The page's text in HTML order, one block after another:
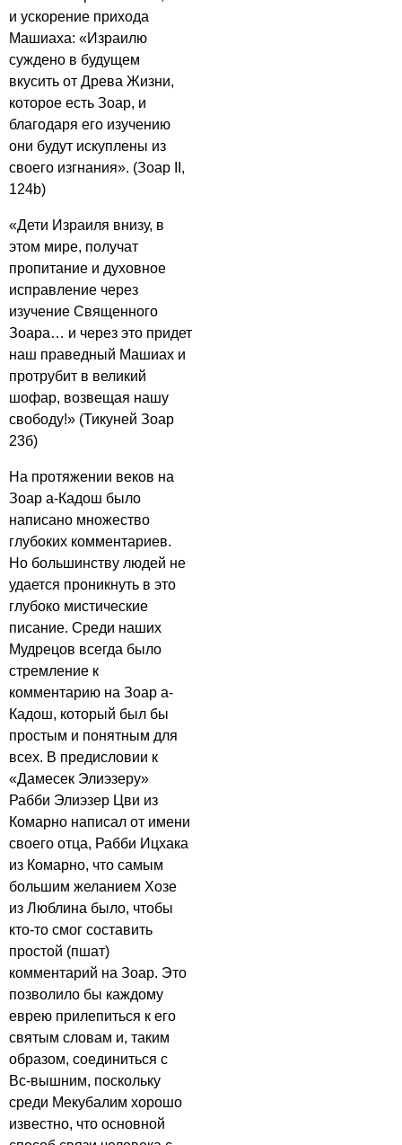
и ускорение прихода
Машиаха: «Израилю
суждено в будущем
вкусить от Древа Жизни,
которое есть Зоар, и
благодаря его изучению
они будут искуплены из
своего изгнания». (Зоар II,
124b)
«Дети Израиля внизу, в
этом мире, получат
пропитание и духовное
исправление через
изучение Священного
Зоара… и через это придет
наш праведный Машиах и
протрубит в великий
шофар, возвещая нашу
свободу!» (Тикуней Зоар
23б)
На протяжении веков на
Зоар а-Кадош было
написано множество
глубоких комментариев.
Но большинству людей не
удается проникнуть в это
глубоко мистические
писание. Среди наших
Мудрецов всегда было
стремление к
комментарию на Зоар а-
Кадош, который был бы
простым и понятным для
всех. В предисловии к
«Дамесек Элиэзеру»
Рабби Элиэзер Цви из
Комарно написал от имени
своего отца, Рабби Ицхака
из Комарно, что самым
большим желанием Хозе
из Люблина было, чтобы
кто-то смог составить
простой (пшат)
комментарий на Зоар. Это
позволило бы каждому
еврею прилепиться к его
святым словам и, таким
образом, соединиться с
Вс-вышним, поскольку
среди Мекубалим хорошо
известно, что основной